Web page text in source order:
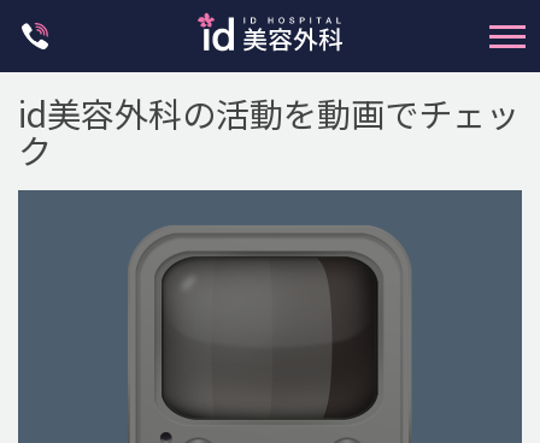
id美容外科の活動を動画でチェッ
ク